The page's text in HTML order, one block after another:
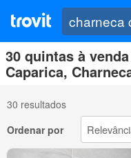
30 quintas à
Caparica,
30 resultados
Ordenar por